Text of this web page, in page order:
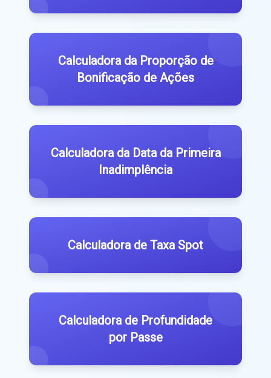
Calculadora da Proporção de
Bonificação de Ações
Calculadora da Data da Primeira
Inadimplência
Calculadora de Taxa Spot
Calculadora de Profundidade
por Passe